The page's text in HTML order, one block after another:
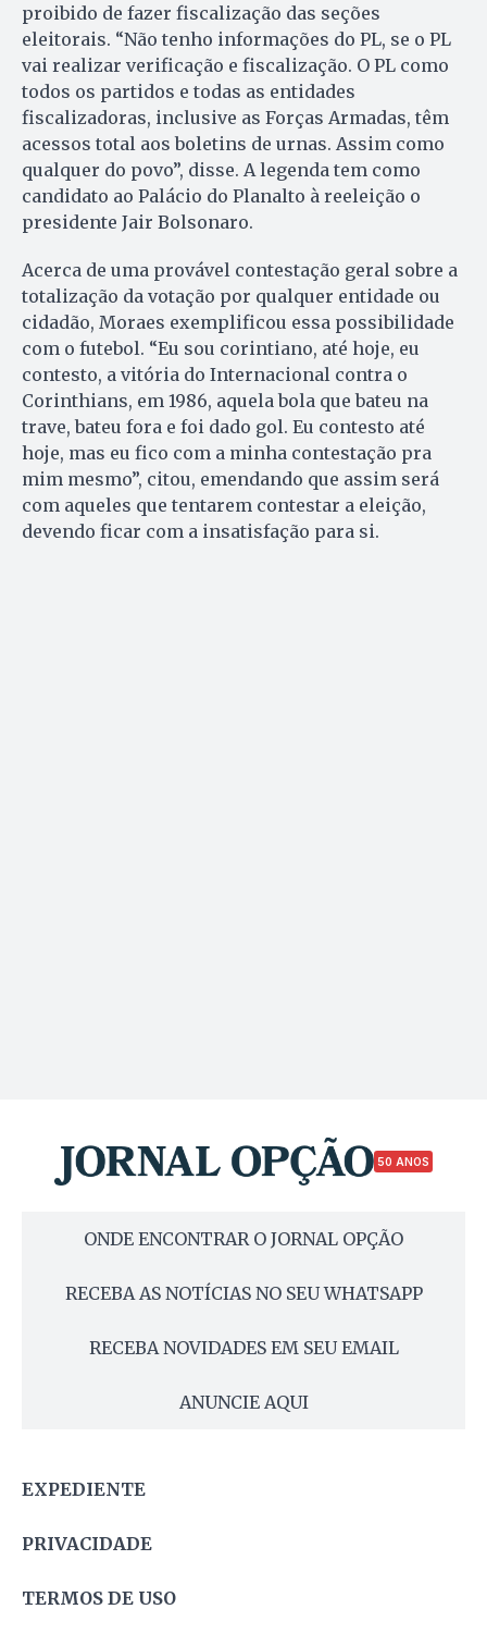
proibido de fazer fiscalização das seções
eleitorais. “Não tenho informações do PL, se o PL
vai realizar verificação e fiscalização. O PL como
todos os partidos e todas as entidades
fiscalizadoras, inclusive as Forças Armadas, têm
acessos total aos boletins de urnas. Assim como
qualquer do povo”, disse. A legenda tem como
candidato ao Palácio do Planalto à reeleição o
presidente Jair Bolsonaro.
Acerca de uma provável contestação geral sobre a
totalização da votação por qualquer entidade ou
cidadão, Moraes exemplificou essa possibilidade
com o futebol. “Eu sou corintiano, até hoje, eu
contesto, a vitória do Internacional contra o
Corinthians, em 1986, aquela bola que bateu na
trave, bateu fora e foi dado gol. Eu contesto até
hoje, mas eu fico com a minha contestação pra
mim mesmo”, citou, emendando que assim será
com aqueles que tentarem contestar a eleição,
devendo ficar com a insatisfação para si.
50 ANOS
ONDE ENCONTRAR O JORNAL OPÇÃO
RECEBA AS NOTÍCIAS NO SEU WHATSAPP
RECEBA NOVIDADES EM SEU EMAIL
ANUNCIE AQUI
EXPEDIENTE
PRIVACIDADE
TERMOS DE USO